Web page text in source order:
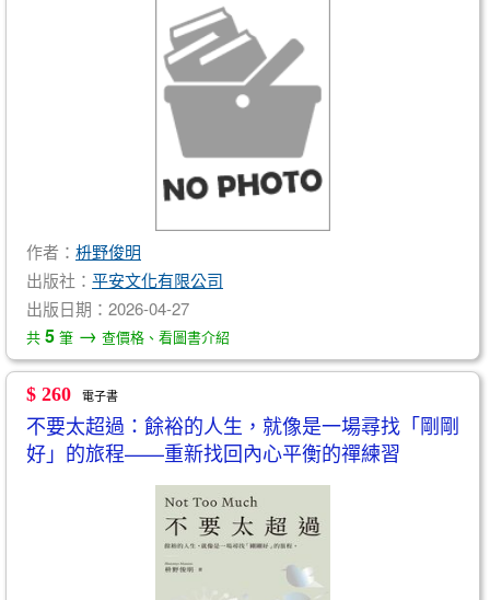
作者： 枡野俊明
出版社： 平安文化有限公司
出版日期：2026-04-27
共 5 筆 → 查價格、看圖書介紹
$ 260 電子書
不要太超過：餘裕的人生，就像是一場尋找「剛剛
好」的旅程——重新找回內心平衡的禪練習